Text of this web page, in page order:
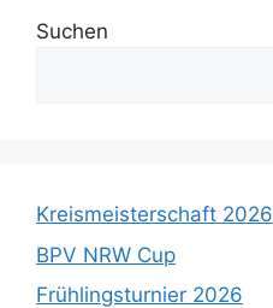
Suchen
Kreismeisterschaft 2026
BPV NRW Cup
Frühlingsturnier 2026